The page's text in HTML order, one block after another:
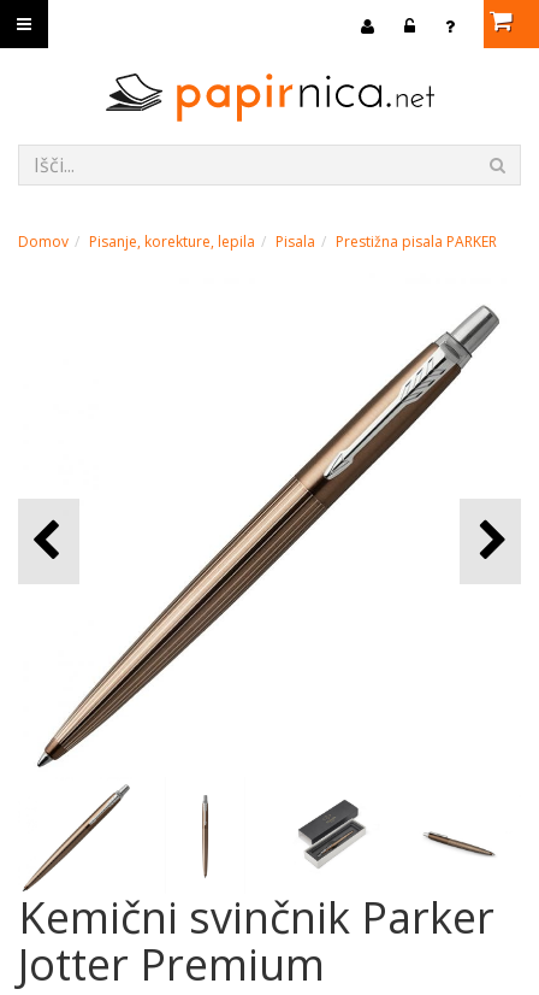
Domov Pisanje, korekture, lepila Pisala Prestižna pisala PARKER
Kemični svinčnik Parker
Jotter Premium